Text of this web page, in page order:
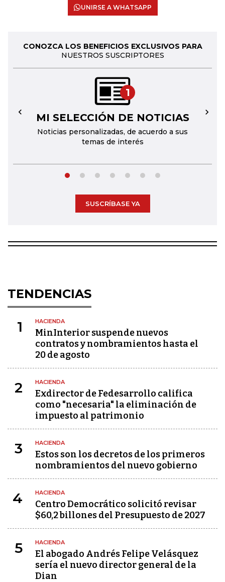
UNIRSE A WHATSAPP
CONOZCA LOS BENEFICIOS EXCLUSIVOS PARA
NUESTROS SUSCRIPTORES
1
MI SELECCIÓN DE NOTICIAS
Noticias personalizadas, de acuerdo a sus
temas de interés
← →
SUSCRÍBASE YA
TENDENCIAS
1 HACIENDA
MinInterior suspende nuevos
contratos y nombramientos hasta el
20 de agosto
2 HACIENDA
Exdirector de Fedesarrollo califica
como "necesaria" la eliminación de
impuesto al patrimonio
3 HACIENDA
Estos son los decretos de los primeros
nombramientos del nuevo gobierno
4 HACIENDA
Centro Democrático solicitó revisar
$60,2 billones del Presupuesto de 2027
5 HACIENDA
El abogado Andrés Felipe Velásquez
sería el nuevo director general de la
Dian